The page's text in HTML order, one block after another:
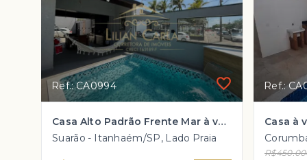
Ref.: CA0994
Casa Alto Padrão Frente Mar à venda em Suarão com 3 dorm 1 suíte e PISCINA por R$ 1.250.000,00
Suarão - Itanhaém/SP, Lado Praia
Ref.: